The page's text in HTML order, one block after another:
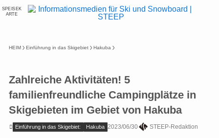
SPEISEK
ARTE
HEIM Einführung in das Skigebiet Hakuba
Zahlreiche Aktivitäten! 5
familienfreundliche Campingplätze in
Skigebieten im Gebiet von Hakuba
Einführung in das Skigebiet: Hakuba 2023/06/30 STEEP-Redaktion